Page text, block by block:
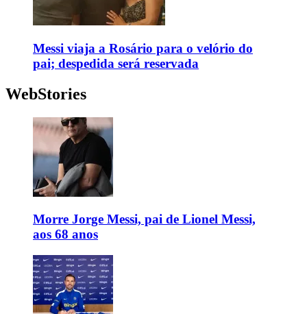
Messi viaja a Rosário para o velório do
pai; despedida será reservada
WebStories
Morre Jorge Messi, pai de Lionel Messi,
aos 68 anos